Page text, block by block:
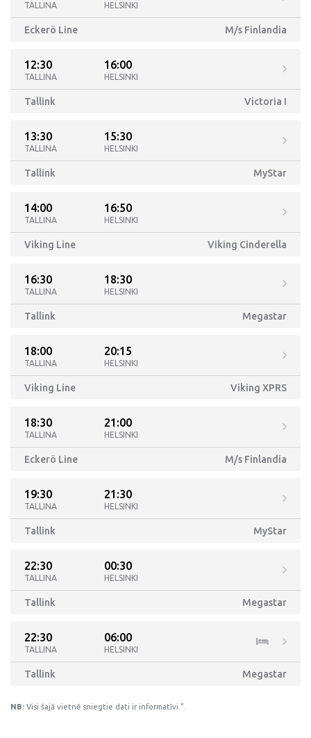
TALLINA HELSINKI
Eckerö Line M/s Finlandia
12:30
TALLINA
16:00
HELSINKI
Tallink Victoria I
13:30
TALLINA
15:30
HELSINKI
Tallink MyStar
14:00
TALLINA
16:50
HELSINKI
Viking Line Viking Cinderella
16:30
TALLINA
18:30
HELSINKI
Tallink Megastar
18:00
TALLINA
20:15
HELSINKI
Viking Line Viking XPRS
18:30
TALLINA
21:00
HELSINKI
Eckerö Line M/s Finlandia
19:30
TALLINA
21:30
HELSINKI
Tallink MyStar
22:30
TALLINA
00:30
HELSINKI
Tallink Megastar
22:30
TALLINA
06:00
HELSINKI
Tallink Megastar
NB: Visi šajā vietnē sniegtie dati ir informatīvi.".